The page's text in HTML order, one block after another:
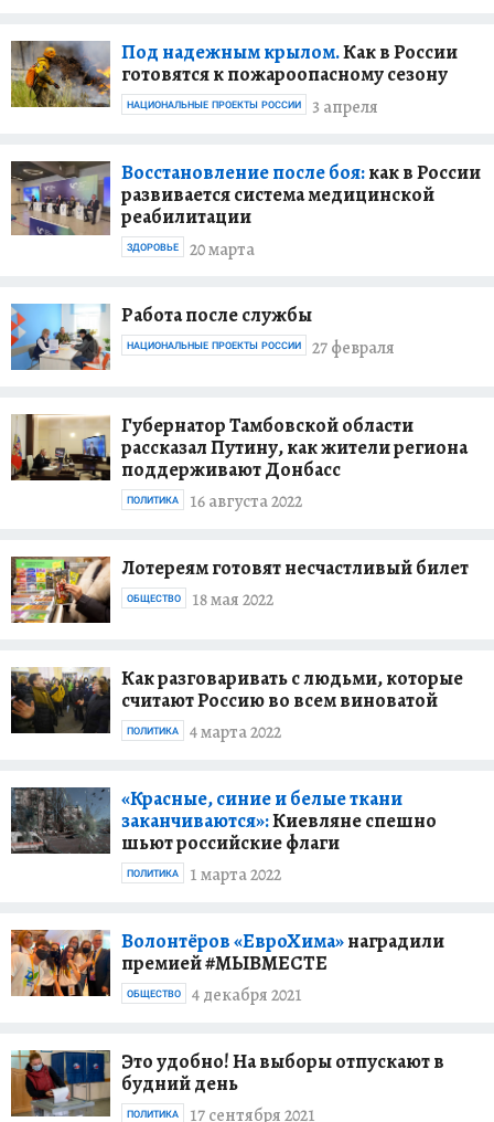
Под надежным крылом.Как в России
готовятся к пожароопасному сезону
3 апреля
НАЦИОНАЛЬНЫЕ ПРОЕКТЫ РОССИИ
Восстановление после боя:как в России
развивается система медицинской
реабилитации
20 марта
ЗДОРОВЬЕ
Работа после службы
27 февраля
НАЦИОНАЛЬНЫЕ ПРОЕКТЫ РОССИИ
Губернатор Тамбовской области
рассказал Путину, как жители региона
поддерживают Донбасс
16 августа 2022
ПОЛИТИКА
Лотереям готовят несчастливый билет
18 мая 2022
ОБЩЕСТВО
Как разговаривать с людьми, которые
считают Россию во всем виноватой
4 марта 2022
ПОЛИТИКА
«Красные, синие и белые ткани
заканчиваются»:Киевляне спешно
шьют российские флаги
1 марта 2022
ПОЛИТИКА
Волонтёров «ЕвроХима»наградили
премией #МЫВМЕСТЕ
4 декабря 2021
ОБЩЕСТВО
Это удобно! На выборы отпускают в
будний день
17 сентября 2021
ПОЛИТИКА